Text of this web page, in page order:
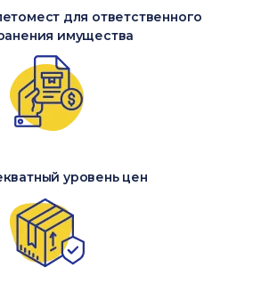
для ответственного
имущества
уровень цен